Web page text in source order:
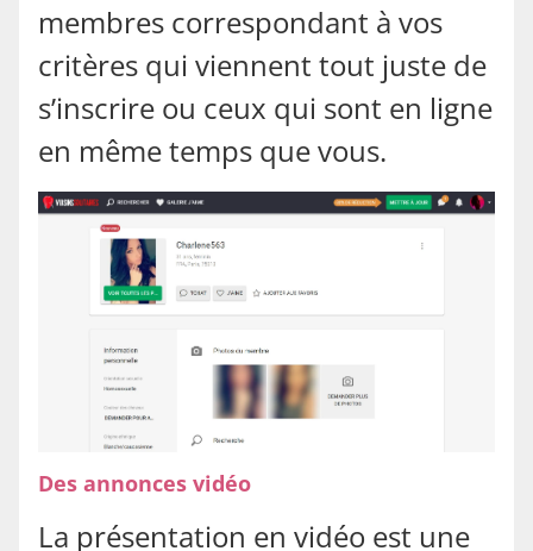
membres correspondant à vos
critères qui viennent tout juste de
s’inscrire ou ceux qui sont en ligne
en même temps que vous.
Des annonces vidéo
La présentation en vidéo est une